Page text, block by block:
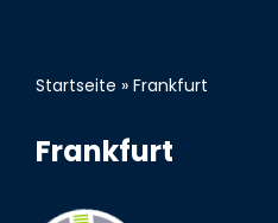
Startseite » Frankfurt
Frankfurt